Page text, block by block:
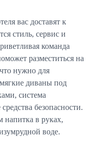
вас доставят к
стиль, сервис и
команда
разместиться на
нужно для
диваны под
система
безопасности.
напитка в руках,
воде.